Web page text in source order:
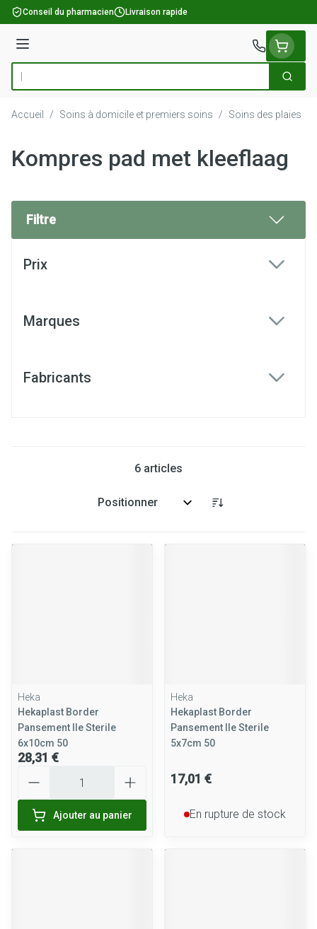
Aller au contenu
Conseil du pharmacien Livraison rapide
Menu
Rechercher
Accueil / Soins à domicile et premiers soins / Soins des plaies
Kompres pad met kleeflaag
Filtre
Prix
Marques
Fabricants
6 articles
Trier par:
Heka
Hekaplast Border
Pansement Ile Sterile
6x10cm 50
28,31 €
Ajouter au panier
Heka
Hekaplast Border
Pansement Ile Sterile
5x7cm 50
17,01 €
En rupture de stock